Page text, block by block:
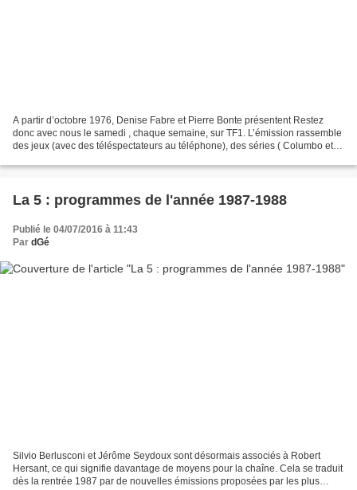
A partir d’octobre 1976, Denise Fabre et Pierre Bonte présentent Restez
donc avec nous le samedi , chaque semaine, sur TF1. L’émission rassemble
des jeux (avec des téléspectateurs au téléphone), des séries ( Columbo et
La 5 : programmes de l'année 1987-1988
Publié le 04/07/2016 à 11:43
Par dGé
Silvio Berlusconi et Jérôme Seydoux sont désormais associés à Robert
Hersant, ce qui signifie davantage de moyens pour la chaîne. Cela se traduit
dès la rentrée 1987 par de nouvelles émissions proposées par les plus